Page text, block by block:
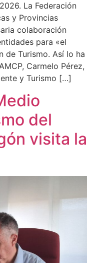
La Federación
y Provincias
colaboración
para «el
de Turismo. Así lo ha
Carmelo Pérez,
y Turismo […]
del
visita la